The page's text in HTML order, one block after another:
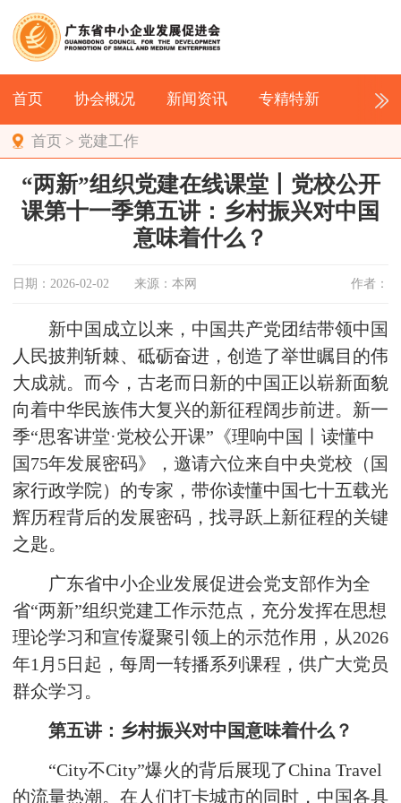
首页 协会概况 新闻资讯 专精特新
首页 > 党建工作
“两新”组织党建在线课堂丨党校公开
课第十一季第五讲：乡村振兴对中国
意味着什么？
日期：2026-02-02 来源：本网 作者：
新中国成立以来，中国共产党团结带领中国
人民披荆斩棘、砥砺奋进，创造了举世瞩目的伟
大成就。而今，古老而日新的中国正以崭新面貌
向着中华民族伟大复兴的新征程阔步前进。新一
季“思客讲堂·党校公开课”《理响中国丨读懂中
国75年发展密码》，邀请六位来自中央党校（国
家行政学院）的专家，带你读懂中国七十五载光
辉历程背后的发展密码，找寻跃上新征程的关键
之匙。
广东省中小企业发展促进会党支部作为全
省“两新”组织党建工作示范点，充分发挥在思想
理论学习和宣传凝聚引领上的示范作用，从2026
年1月5日起，每周一转播系列课程，供广大党员
群众学习。
第五讲：乡村振兴对中国意味着什么？
“City不City”爆火的背后展现了China Travel
的流量热潮。在人们打卡城市的同时，中国各具